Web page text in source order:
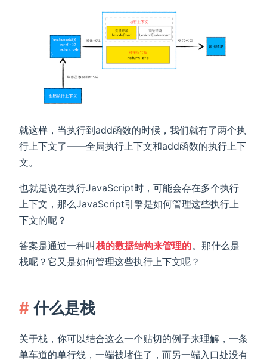
就这样，当执行到add函数的时候，我们就有了两个执
行上下文了——全局执行上下文和add函数的执行上下
文。
也就是说在执行JavaScript时，可能会存在多个执行
上下文，那么JavaScript引擎是如何管理这些执行上
下文的呢？
答案是通过一种叫 栈的数据结构来管理的。那什么是
栈呢？它又是如何管理这些执行上下文呢？
什么是栈
关于栈，你可以结合这么一个贴切的例子来理解，一条
单车道的单行线，一端被堵住了，而另一端入口处没有